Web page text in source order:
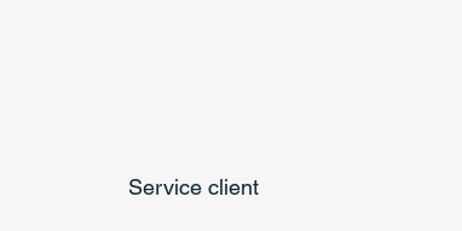
Service client